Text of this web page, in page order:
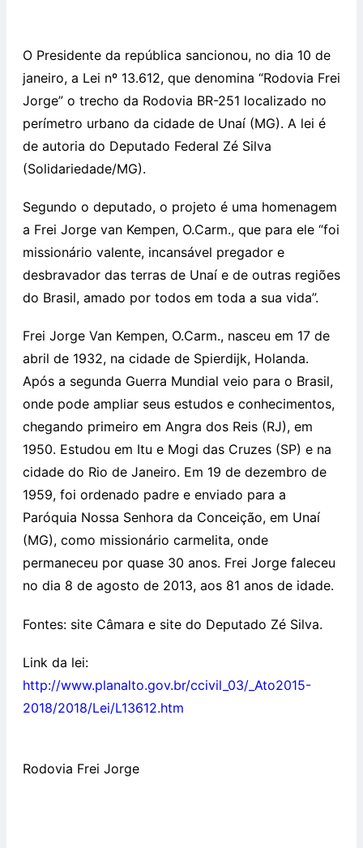
O Presidente da república sancionou, no dia 10 de
janeiro, a Lei nº 13.612, que denomina “Rodovia Frei
Jorge” o trecho da Rodovia BR-251 localizado no
perímetro urbano da cidade de Unaí (MG). A lei é
de autoria do Deputado Federal Zé Silva
(Solidariedade/MG).
Segundo o deputado, o projeto é uma homenagem
a Frei Jorge van Kempen, O.Carm., que para ele “foi
missionário valente, incansável pregador e
desbravador das terras de Unaí e de outras regiões
do Brasil, amado por todos em toda a sua vida”.
Frei Jorge Van Kempen, O.Carm., nasceu em 17 de
abril de 1932, na cidade de Spierdijk, Holanda.
Após a segunda Guerra Mundial veio para o Brasil,
onde pode ampliar seus estudos e conhecimentos,
chegando primeiro em Angra dos Reis (RJ), em
1950. Estudou em Itu e Mogi das Cruzes (SP) e na
cidade do Rio de Janeiro. Em 19 de dezembro de
1959, foi ordenado padre e enviado para a
Paróquia Nossa Senhora da Conceição, em Unaí
(MG), como missionário carmelita, onde
permaneceu por quase 30 anos. Frei Jorge faleceu
no dia 8 de agosto de 2013, aos 81 anos de idade.
Fontes: site Câmara e site do Deputado Zé Silva.
Link da lei:
http://www.planalto.gov.br/ccivil_03/_Ato2015-
2018/2018/Lei/L13612.htm
Rodovia Frei Jorge